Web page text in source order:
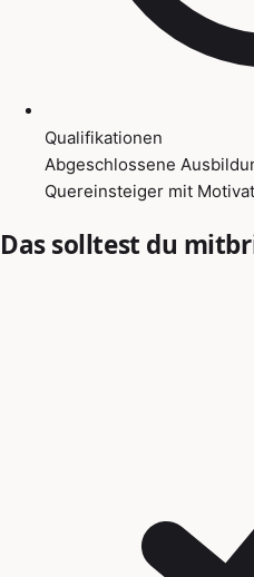
Qualifikationen
Abgeschlossene
Quereinsteiger mit
Das solltest du